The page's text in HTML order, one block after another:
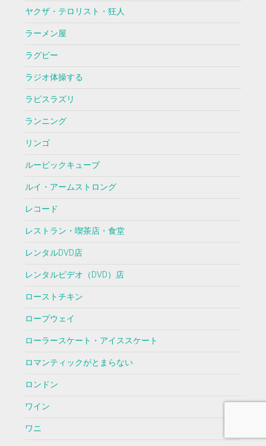
ヤクザ・テロリスト・狂人
ラーメン屋
ラグビー
ラジオ体操する
ラピスラズリ
ランニング
リンゴ
ルービックキューブ
ルイ・アームストロング
レコード
レストラン・喫茶店・食堂
レンタルDVD店
レンタルビデオ（DVD）店
ローストチキン
ロープウェイ
ローラースケート・アイススケート
ロマンティックがとまらない
ロンドン
ワイン
ワニ